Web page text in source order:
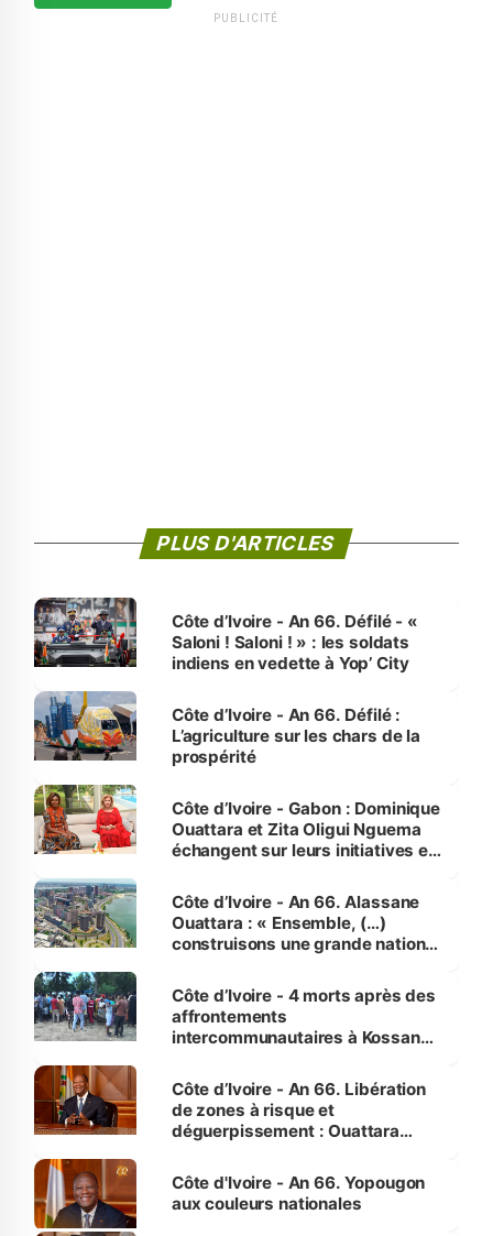
PUBLICITÉ
PLUS D'ARTICLES
Côte d’Ivoire - An 66. Défilé - «
Saloni ! Saloni ! » : les soldats
indiens en vedette à Yop’ City
Côte d’Ivoire - An 66. Défilé :
L’agriculture sur les chars de la
prospérité
Côte d’Ivoire - Gabon : Dominique
Ouattara et Zita Oligui Nguema
échangent sur leurs initiatives en
enfants
Côte d’Ivoire - An 66. Alassane
Ouattara : « Ensemble, (…)
construisons une grande nation
générations futures »
Côte d’Ivoire - 4 morts après des
affrontements
intercommunautaires à Kossandji
milieu des sinistrés
Côte d’Ivoire - An 66. Libération
de zones à risque et
déguerpissement : Ouattara
l'Etat de droit pour préserver les
vies humaines »
Côte d'Ivoire - An 66. Yopougon
aux couleurs nationales